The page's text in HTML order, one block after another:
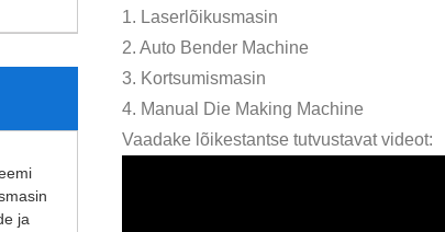
ja
1. Laserlõikusmasin
2. Auto Bender Machine
3. Kortsumismasin
4. Manual Die Making Machine
Vaadake lõikestantse tutvustavat videot: